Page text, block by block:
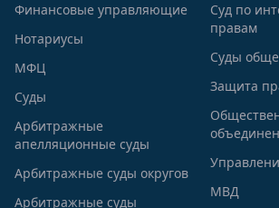
Финансовые управляющие
Нотариусы
МФЦ
Суды
Арбитражные
апелляционные суды
Арбитражные суды округов
Арбитражные суды
Суд по
правам
Суды
Защита
МВД